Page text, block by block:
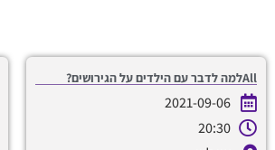
Allלמה לדבר עם הילדים על הגירושים?
2021-09-06
20:30